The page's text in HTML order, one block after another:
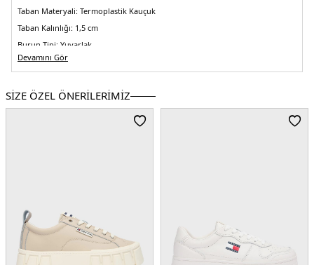
Taban Materyali: Termoplastik Kauçuk
Taban Kalınlığı: 1,5 cm
Burun Tipi: Yuvarlak
Astar Materyali:
Detaylar: -Logo yazılı taban detayı -Jüt kaplı orta taban -Elastik yan paneller
2DEFW0FW08540ACJ.17
Devamını Gör
SİZE ÖZEL ÖNERİLERİMİZ